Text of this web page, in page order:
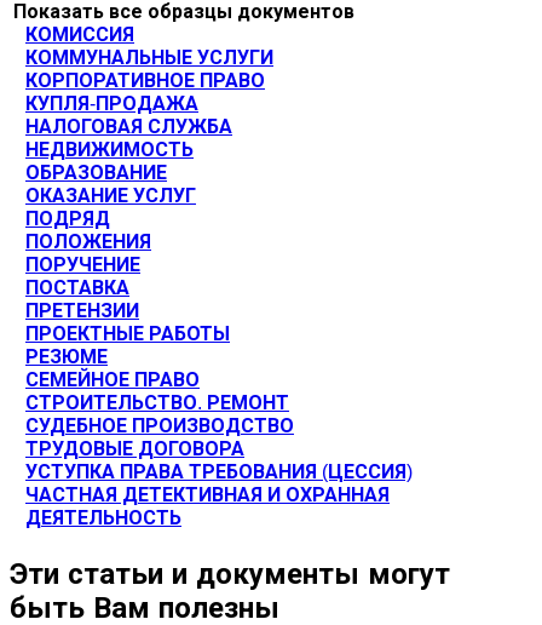
Показать все образцы документов
КОМИССИЯ
КОММУНАЛЬНЫЕ УСЛУГИ
КОРПОРАТИВНОЕ ПРАВО
КУПЛЯ-ПРОДАЖА
НАЛОГОВАЯ СЛУЖБА
НЕДВИЖИМОСТЬ
ОБРАЗОВАНИЕ
ОКАЗАНИЕ УСЛУГ
ПОДРЯД
ПОЛОЖЕНИЯ
ПОРУЧЕНИЕ
ПОСТАВКА
ПРЕТЕНЗИИ
ПРОЕКТНЫЕ РАБОТЫ
РЕЗЮМЕ
СЕМЕЙНОЕ ПРАВО
СТРОИТЕЛЬСТВО. РЕМОНТ
СУДЕБНОЕ ПРОИЗВОДСТВО
ТРУДОВЫЕ ДОГОВОРА
УСТУПКА ПРАВА ТРЕБОВАНИЯ (ЦЕССИЯ)
ЧАСТНАЯ ДЕТЕКТИВНАЯ И ОХРАННАЯ
ДЕЯТЕЛЬНОСТЬ
Эти статьи и документы могут
быть Вам полезны